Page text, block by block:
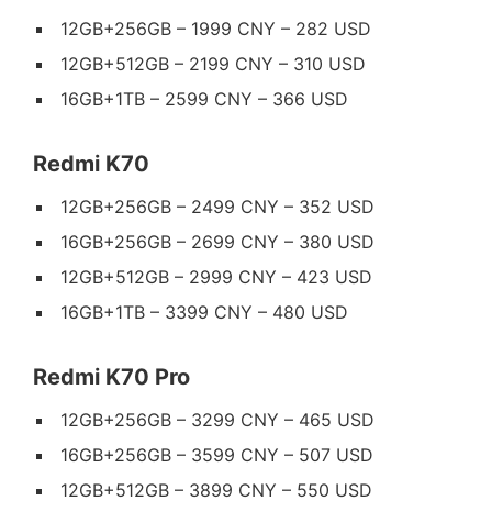
12GB+256GB – 1999 CNY – 282 USD
12GB+512GB – 2199 CNY – 310 USD
16GB+1TB – 2599 CNY – 366 USD
Redmi K70
12GB+256GB – 2499 CNY – 352 USD
16GB+256GB – 2699 CNY – 380 USD
12GB+512GB – 2999 CNY – 423 USD
16GB+1TB – 3399 CNY – 480 USD
Redmi K70 Pro
12GB+256GB – 3299 CNY – 465 USD
16GB+256GB – 3599 CNY – 507 USD
12GB+512GB – 3899 CNY – 550 USD